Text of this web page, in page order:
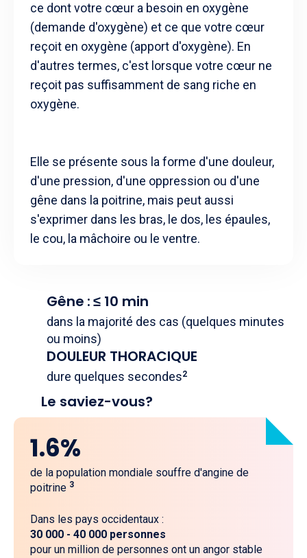
ce dont votre cœur a besoin en oxygène
(demande d'oxygène) et ce que votre cœur
reçoit en oxygène (apport d'oxygène). En
d'autres termes, c'est lorsque votre cœur ne
reçoit pas suffisamment de sang riche en
oxygène.
Elle se présente sous la forme d'une douleur,
d'une pression, d'une oppression ou d'une
gêne dans la poitrine, mais peut aussi
s'exprimer dans les bras, le dos, les épaules,
le cou, la mâchoire ou le ventre.
Gêne :≤ 10 min
dans la majorité des cas (quelques minutes
ou moins)
DOULEUR THORACIQUE
dure quelques secondes2
Le saviez-vous?
1.6%
de la population mondiale souffre d'angine de
poitrine 3
Dans les pays occidentaux :
30 000 - 40 000 personnes
pour un million de personnes ont un angor stable